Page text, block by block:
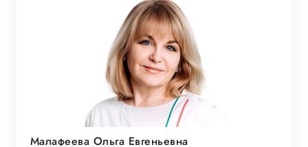
Малафеева Ольга Евгеньевна